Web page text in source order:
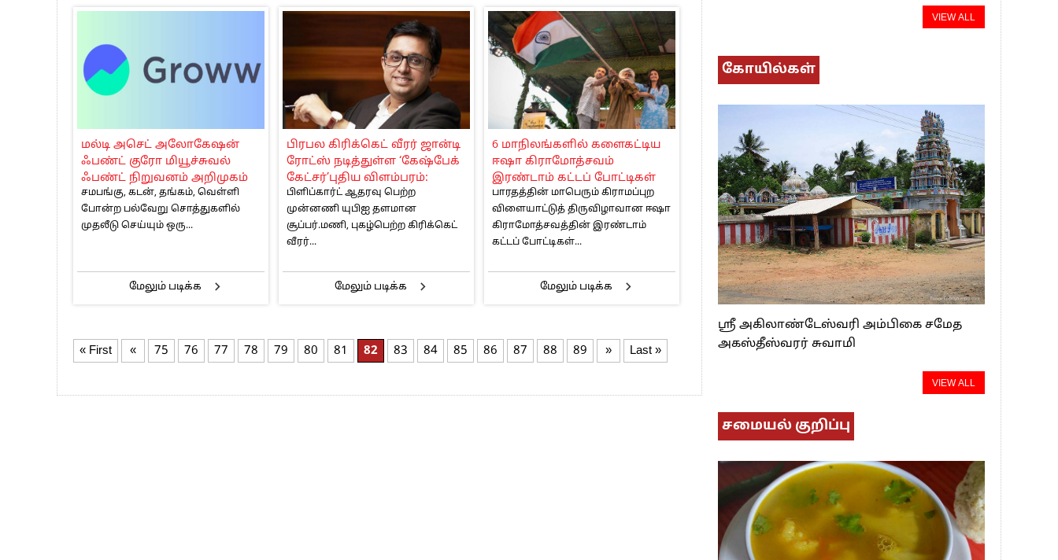
மல்டி அசெட் அலோகேஷன்
ஃபண்ட் குரோ மியூச்சுவல்
ஃபண்ட் நிறுவனம் அறிமுகம்
சமபங்கு, கடன், தங்கம், வெள்ளி
போன்ற பல்வேறு சொத்துகளில்
முதலீடு செய்யும் ஒரு...
மேலும் படிக்க
பிரபல கிரிக்கெட் வீரர் ஜான்டி
ரோட்ஸ் நடித்துள்ள ‘கேஷ்பேக்
கேட்சர்’புதிய விளம்பரம்:
சூப்பர்.மணி அறிமுகம்
பிளிப்கார்ட் ஆதரவு பெற்ற
முன்னணி யுபிஐ தளமான
சூப்பர்.மணி, புகழ்பெற்ற கிரிக்கெட்
வீரர்...
மேலும் படிக்க
6 மாநிலங்களில் களைகட்டிய
ஈஷா கிராமோத்சவம்
இரண்டாம் கட்டப் போட்டிகள்
-பெங்களூருவில் சத்குருவுடன்
ராபின் உத்தப்பா பங்கேற்பு
பாரதத்தின் மாபெரும் கிராமப்புற
விளையாட்டுத் திருவிழாவான ஈஷா
கிராமோத்சவத்தின் இரண்டாம்
கட்டப் போட்டிகள்...
மேலும் படிக்க
« First « 75 76 77 78 79 80 81 82 83 84 85 86 87 88 89 » Last »
VIEW ALL
கோயில்கள்
ஸ்ரீ அகிலாண்டேஸ்வரி அம்பிகை சமேத
அகஸ்தீஸ்வரர் சுவாமி
VIEW ALL
சமையல் குறிப்பு